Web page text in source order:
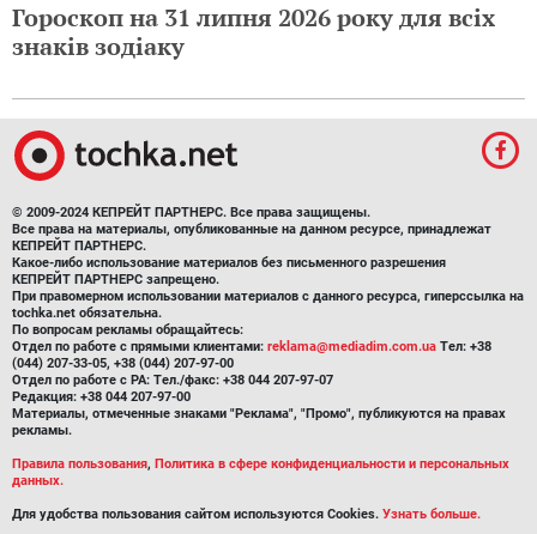
Гороскоп на 31 липня 2026 року для всіх
знаків зодіаку
© 2009-2024 КЕПРЕЙТ ПАРТНЕРС. Все права защищены.
Все права на материалы, опубликованные на данном ресурсе, принадлежат
КЕПРЕЙТ ПАРТНЕРС.
Какое-либо использование материалов без письменного разрешения
КЕПРЕЙТ ПАРТНЕРС запрещено.
При правомерном использовании материалов с данного ресурса, гиперссылка на
tochka.net обязательна.
По вопросам рекламы обращайтесь:
Отдел по работе с прямыми клиентами: reklama@mediadim.com.ua Тел: +38
(044) 207-33-05, +38 (044) 207-97-00
Отдел по работе с РА: Тел./факс: +38 044 207-97-07
Редакция: +38 044 207-97-00
Материалы, отмеченные знаками "Реклама", "Промо", публикуются на правах
рекламы.
Правила пользования, Политика в сфере конфиденциальности и персональных
данных.
Для удобства пользования сайтом используются Cookies. Узнать больше.